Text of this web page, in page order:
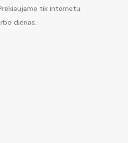
tik internetu.
dienas.